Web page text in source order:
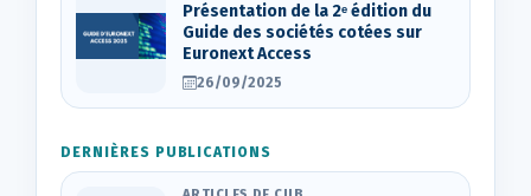
Présentation de la 2ᵉ édition du
Guide des sociétés cotées sur
Euronext Access
26/09/2025
DERNIÈRES PUBLICATIONS